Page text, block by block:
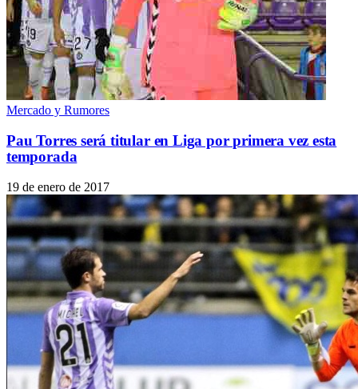
Mercado y Rumores
Pau Torres será titular en Liga por primera vez esta
temporada
19 de enero de 2017